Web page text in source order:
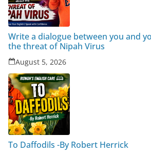
Write a dialogue between you and
the threat of Nipah Virus
August 5, 2026
To Daffodils -By Robert Herrick